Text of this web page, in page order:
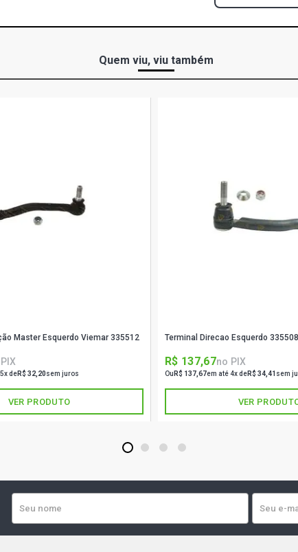
Quem viu, viu também
Master Esquerdo Viemar 335512
deR$ 32,20sem juros
VER PRODUTO
Terminal Direcao Esquerdo
R$ 137,67no PIX
Ou R$ 137,67em até 4x deR$ 34,41 sem
VER
1 2 3 4